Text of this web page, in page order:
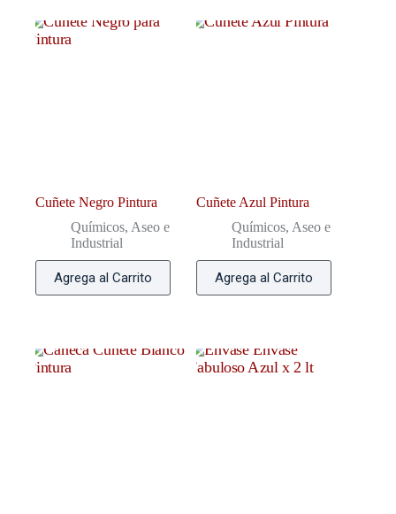
Cuñete Negro Pintura
Químicos, Aseo e
Industrial
Agrega al Carrito
Cuñete Azul Pintura
Químicos, Aseo e
Industrial
Agrega al Carrito